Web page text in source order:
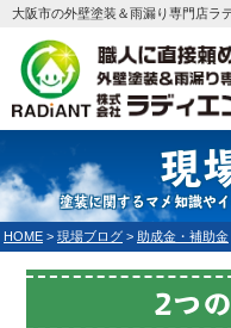
大阪市の外壁塗装＆雨漏り専門店ラ
現
塗装に関するマメ知識や
HOME > 現場ブログ > 助成金・補助金
2つ